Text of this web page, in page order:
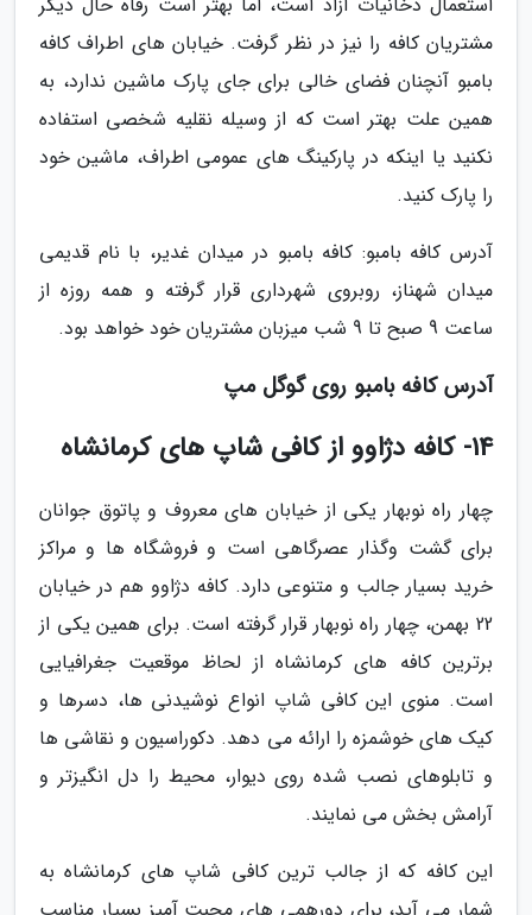
مشتریان کافه را نیز در نظر گرفت. خیابان های اطراف کافه
بامبو آنچنان فضای خالی برای جای پارک ماشین ندارد، به
همین علت بهتر است که از وسیله نقلیه شخصی استفاده
نکنید یا اینکه در پارکینگ های عمومی اطراف، ماشین خود
را پارک کنید.
آدرس کافه بامبو: کافه بامبو در میدان غدیر، با نام قدیمی
میدان شهناز، روبروی شهرداری قرار گرفته و همه روزه از
ساعت 9 صبح تا 9 شب میزبان مشتریان خود خواهد بود.
آدرس کافه بامبو روی گوگل مپ
14- کافه دژاوو از کافی شاپ های کرمانشاه
چهار راه نوبهار یکی از خیابان های معروف و پاتوق جوانان
برای گشت وگذار عصرگاهی است و فروشگاه ها و مراکز
خرید بسیار جالب و متنوعی دارد. کافه دژاوو هم در خیابان
22 بهمن، چهار راه نوبهار قرار گرفته است. برای همین یکی از
برترین کافه های کرمانشاه از لحاظ موقعیت جغرافیایی
است. منوی این کافی شاپ انواع نوشیدنی ها، دسرها و
کیک های خوشمزه را ارائه می دهد. دکوراسیون و نقاشی ها
و تابلوهای نصب شده روی دیوار، محیط را دل انگیزتر و
آرامش بخش می نمایند.
این کافه که از جالب ترین کافی شاپ های کرمانشاه به